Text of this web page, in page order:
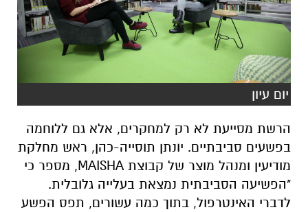
יום עיון
הרשת מסייעת לא רק למחקרים, אלא גם ללוחמה
בפשעים סביבתיים. יונתן תוסייה-כהן, ראש מחלקת
מודיעין ומנהל מוצר של קבוצת MAISHA, מספר כי
"הפשיעה הסביבתית נמצאת בעלייה גלובלית.
לדברי האינטרפול, בתוך כמה עשורים, תפס הפשע